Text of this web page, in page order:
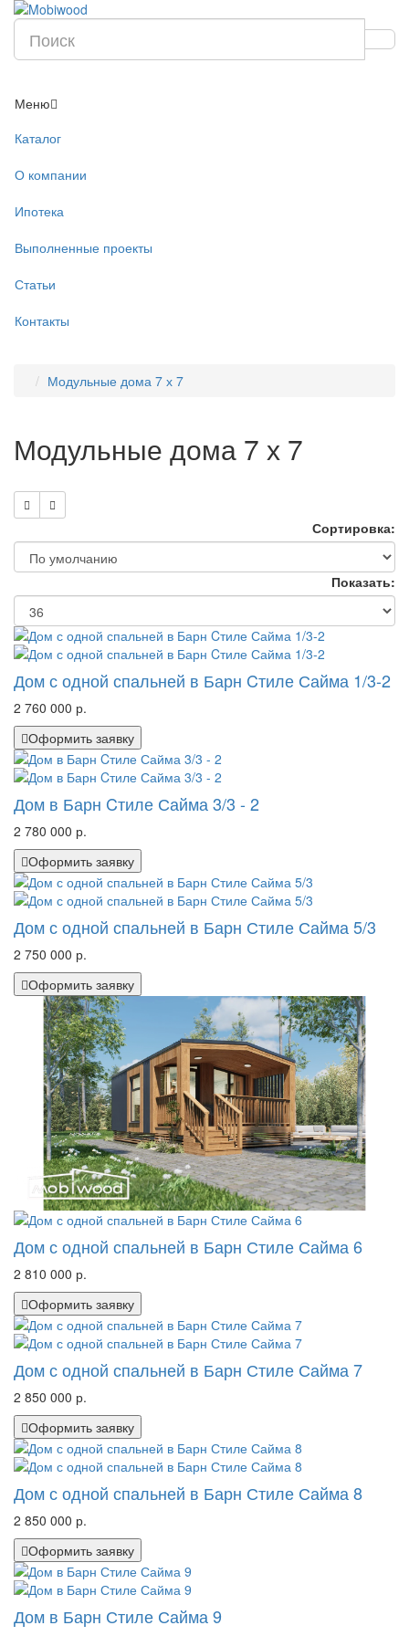
Меню
Каталог
О компании
Ипотека
Выполненные проекты
Статьи
Контакты
Модульные дома 7 х 7
Модульные дома 7 х 7
Сортировка:
Показать:
Дом с одной спальней в Барн Cтиле Сайма 1/3-2
2 760 000 р.
Оформить заявку
Дом в Барн Cтиле Сайма 3/3 - 2
2 780 000 р.
Оформить заявку
Дом с одной спальней в Барн Стиле Сайма 5/3
2 750 000 р.
Оформить заявку
Дом с одной спальней в Барн Стиле Сайма 6
2 810 000 р.
Оформить заявку
Дом с одной спальней в Барн Стиле Сайма 7
2 850 000 р.
Оформить заявку
Дом с одной спальней в Барн Стиле Сайма 8
2 850 000 р.
Оформить заявку
Дом в Барн Стиле Сайма 9